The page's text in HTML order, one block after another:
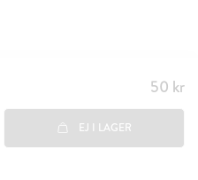
Pris:
50 kr
50 kr
EJ I LAGER